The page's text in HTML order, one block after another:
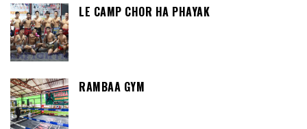
LE CAMP CHOR HA PHAYAK
RAMBAA GYM